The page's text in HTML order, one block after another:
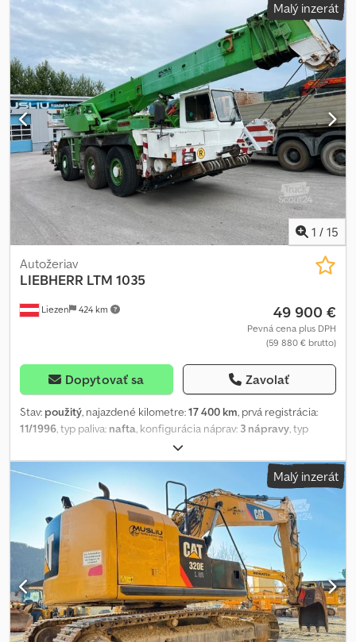
mm
, celková výška: 4 000 mm , objem nakladacieho priestoru:10
, Rok výroby: 2018 , Výbava:
ABS, centrálne zamykanie,
elektricky nastaviteľné zrkadlo, elektrické ovládanie okien,
klimatizácia, uzávierka diferenciálu , = Ďalšie možnosti a
príslušenstvo = - Ovládanie klimatizácie Dwjdpfsynf Emjx Ankea -
Rádio - Strešné okno = Ďalšie informácie = Rozsah pôsobnosti:
Konštrukcia Aplikačný materiál: Betón Os 1: Veľkosť pneumatiky:
385/65 R22.5; Zavesenie: listové odpruženie Os 2: Veľkosť
pneumatiky: 385/65 R22.5; Zavesenie: listové odpruženie Hrubá
hmotnosť: 14.600 kg Užitočné zaťaženie: 19.400 kg CELKOVÁ
HMOTNOSŤ: 34.000 kg
Malý inzerát
1 / 15
Liezen 424 km
Autožeriav
LIEBHERR LTM 1035
49 900 €
Pevná cena plus DPH
(59 880 € brutto)
Dopytovať sa Zavolať
Stav: použitý, najazdené kilometre:17 400 km, prvá registrácia:
11/1996, typ paliva: nafta, konfigurácia náprav: 3 nápravy, typ
, Rok výroby:
Dwodotwh Tfepfx Ankoa 3 400 h
Malý inzerát